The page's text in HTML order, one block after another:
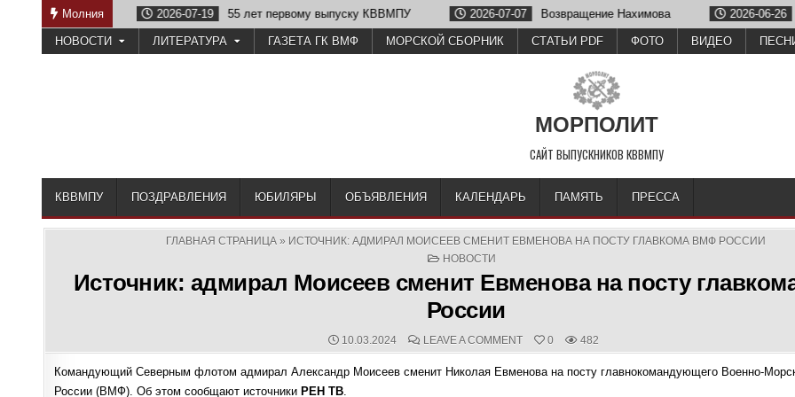
Молния 2026-07-19 55 лет первому выпуску КВВМПУ 2026-07-07 Возвращение Нахимова 2026-06-26 Олег
НОВОСТИ ЛИТЕРАТУРА ГАЗЕТА ГК ВМФ МОРСКОЙ СБОРНИК СТАТЬИ PDF ФОТО ВИДЕО
МОРПОЛИТ
САЙТ ВЫПУСКНИКОВ КВВМПУ
КВВМПУ ПОЗДРАВЛЕНИЯ ЮБИЛЯРЫ ОБЪЯВЛЕНИЯ КАЛЕНДАРЬ ПАМЯТЬ ПРЕССА
ГЛАВНАЯ СТРАНИЦА » ИСТОЧНИК: АДМИРАЛ МОИСЕЕВ СМЕНИТ ЕВМЕНОВА НА ПОСТУ ГЛАВКОМА ВМФ РОССИИ
POSTED
НОВОСТИ
Источник: адмирал Моисеев сменит Евменова на посту
России
PUBLISHED
DATE:
10.03.2024 COMMENTS:
LEAVE A COMMENTON
ИСТОЧНИК:
МОИСЕЕВ
0 482
Командующий Северным флотом адмирал Александр Моисеев сменит Николая Евменова на посту главнокомандующего Военно-
России (ВМФ). Об этом сообщают источники РЕН ТВ.